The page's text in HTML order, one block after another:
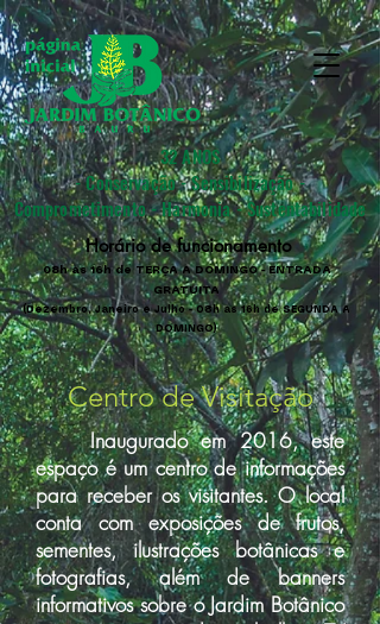
32 ANOS
- Conservação - Sensibilização -
Comprometimento - Harmonia - Sustentabilidade
Horário de funcionamento
08h às 16h de TERÇA A DOMINGO - ENTRADA
GRATUITA
(Dezembro, Janeiro e Julho - 08h às 16h de SEGUNDA A
DOMINGO)
Centro de Visitação
Inaugurado em 2016, este
espaço é um centro de informações
para receber os visitantes. O local
conta com exposições de frutos,
sementes, ilustrações botânicas e
fotografias, além de banners
informativos sobre o Jardim Botânico